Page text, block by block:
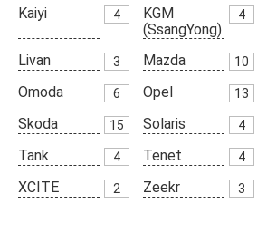
Kaiyi
4
KGM
(SsangYong)
4
Livan 3 Mazda 10
Omoda
6 Opel 13
Skoda
15 Solaris 4
Tank
4 Tenet 4
XCITE
2 Zeekr 3